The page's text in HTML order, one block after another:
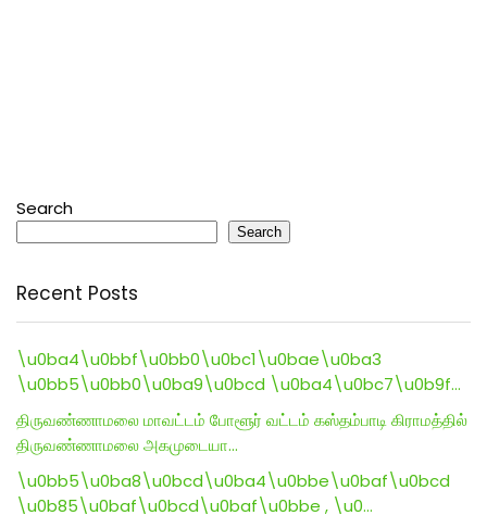
Search
Search
Recent Posts
\u0ba4\u0bbf\u0bb0\u0bc1\u0bae\u0ba3
\u0bb5\u0bb0\u0ba9\u0bcd \u0ba4\u0bc7\u0b9f…
திருவண்ணாமலை மாவட்டம் போளூர் வட்டம் கஸ்தம்பாடி கிராமத்தில்
திருவண்ணாமலை அகமுடையா…
\u0bb5\u0ba8\u0bcd\u0ba4\u0bbe\u0baf\u0bcd
\u0b85\u0baf\u0bcd\u0baf\u0bbe , \u0…